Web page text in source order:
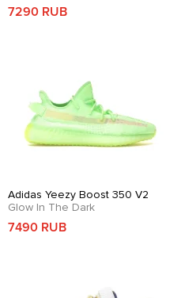
7290 RUB
Adidas Yeezy Boost 350 V2
Glow In The Dark
7490 RUB